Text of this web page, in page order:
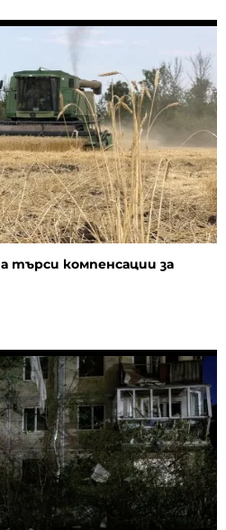
търси компенсации за